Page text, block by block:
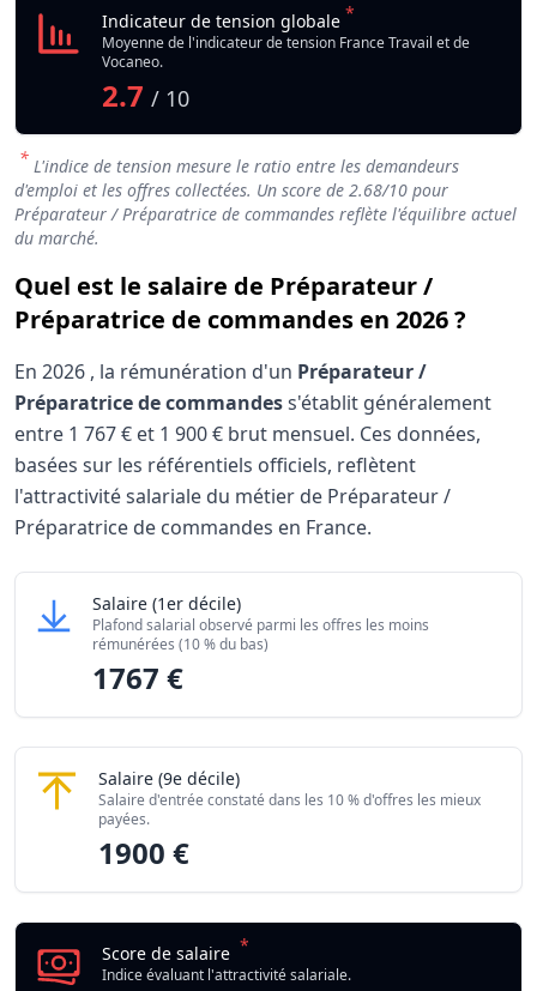
Indicateur de tension globale *
Moyenne de l'indicateur de tension France Travail et de
Vocaneo.
2.7 / 10
* L'indice de tension mesure le ratio entre les demandeurs
d'emploi et les offres collectées. Un score de 2.68/10 pour
Préparateur / Préparatrice de commandes reflète l'équilibre actuel
du marché.
Quel est le salaire de Préparateur /
Préparatrice de commandes en 2026 ?
En 2026 , la rémunération d'un Préparateur /
Préparatrice de commandess'établit généralement
entre 1 767 € et 1 900 € brut mensuel. Ces données,
basées sur les référentiels officiels, reflètent
l'attractivité salariale du métier de Préparateur /
Préparatrice de commandes en France.
Grille salariale Préparateur / Préparatrice de
Niveau de salaire (Déciles)
Salaire minimum (10% les moins rémunérés)
Salaire maximum (10% les mieux rémunérés)
Salaire Préparateur / Préparatrice de commandes
(1er décile)
Plafond salarial observé parmi les offres les moins
rémunérées (10 % du bas)
1767 €
Salaire Préparateur / Préparatrice de commandes
(9e décile)
Salaire d'entrée constaté dans les 10 % d'offres les mieux
payées.
1900 €
Score de salaire *
Indice évaluant l'attractivité salariale.